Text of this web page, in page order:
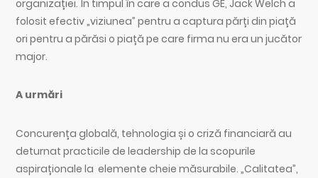
organizației. În timpul în care a condus GE, Jack Welch a
folosit efectiv „viziunea” pentru a captura părți din piață
ori pentru a părăsi o piață pe care firma nu era un jucător
major.
A urmări
Concurența globală, tehnologia și o criză financiară au
deturnat practicile de leadership de la scopurile
aspiraționale la elemente cheie măsurabile. „Calitatea”,